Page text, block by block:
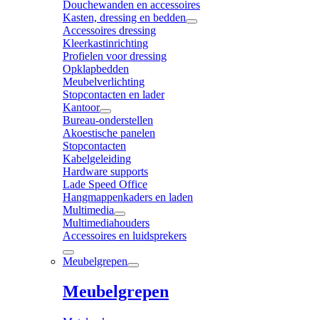
Douchewanden en accessoires
Kasten, dressing en bedden
Accessoires dressing
Kleerkastinrichting
Profielen voor dressing
Opklapbedden
Meubelverlichting
Stopcontacten en lader
Kantoor
Bureau-onderstellen
Akoestische panelen
Stopcontacten
Kabelgeleiding
Hardware supports
Lade Speed Office
Hangmappenkaders en laden
Multimedia
Multimediahouders
Accessoires en luidsprekers
Meubelgrepen
Meubelgrepen